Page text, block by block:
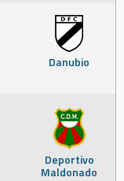
Danubio
Deportivo
Maldonado